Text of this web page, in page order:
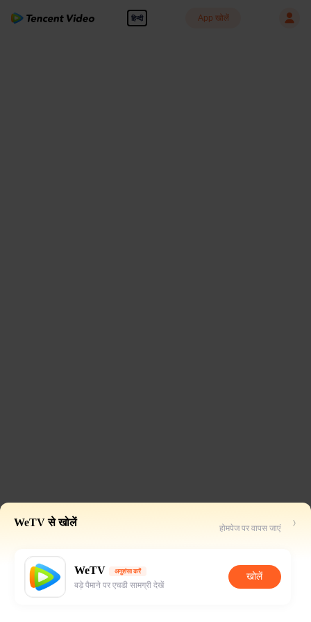
हिन्दी App खोलें
WeTV से खोलें होमपेज पर वापस जाएं
WeTV अनुशंसा करें
बड़े पैमाने पर एचडी सामग्री देखें
खोलें